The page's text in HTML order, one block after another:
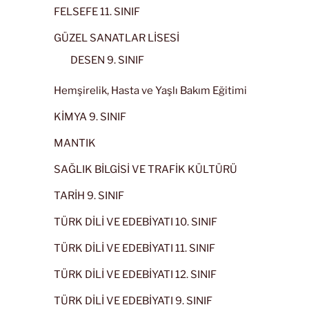
FELSEFE 11. SINIF
GÜZEL SANATLAR LİSESİ
DESEN 9. SINIF
Hemşirelik, Hasta ve Yaşlı Bakım Eğitimi
KİMYA 9. SINIF
MANTIK
SAĞLIK BİLGİSİ VE TRAFİK KÜLTÜRÜ
TARİH 9. SINIF
TÜRK DİLİ VE EDEBİYATI 10. SINIF
TÜRK DİLİ VE EDEBİYATI 11. SINIF
TÜRK DİLİ VE EDEBİYATI 12. SINIF
TÜRK DİLİ VE EDEBİYATI 9. SINIF